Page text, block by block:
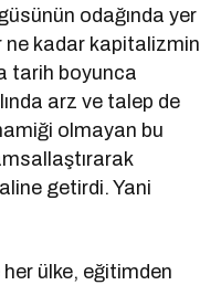
odağında yer
ne kadar kapitalizmin
tarih boyunca
arz ve talep de
olmayan bu
getirdi. Yani
ülke, eğitimden